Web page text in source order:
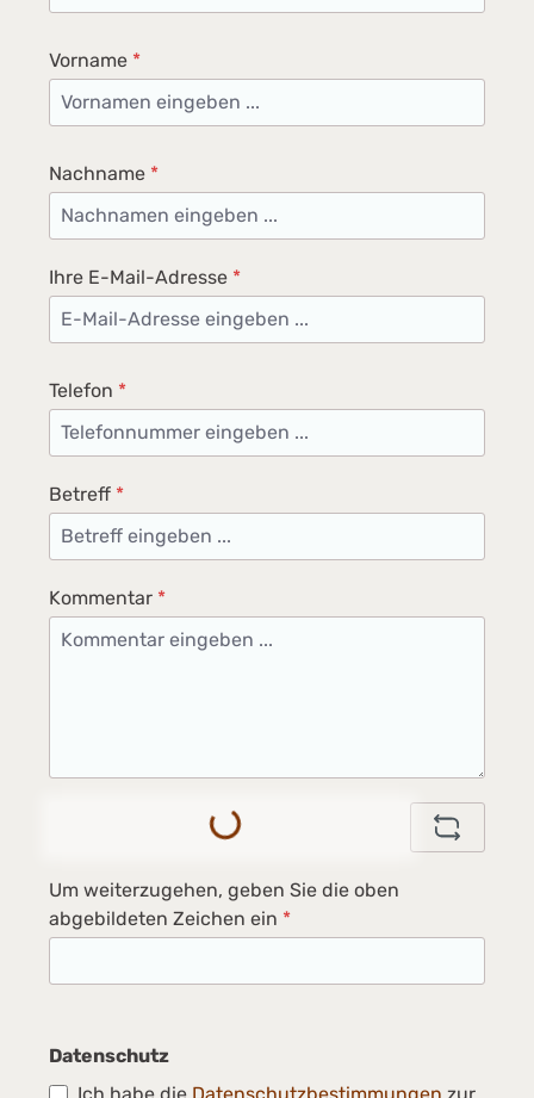
Vorname *
Nachname *
Ihre E-Mail-Adresse *
Telefon *
Betreff *
Kommentar *
Loading...
Um weiterzugehen, geben Sie die oben
abgebildeten Zeichen ein *
Datenschutz